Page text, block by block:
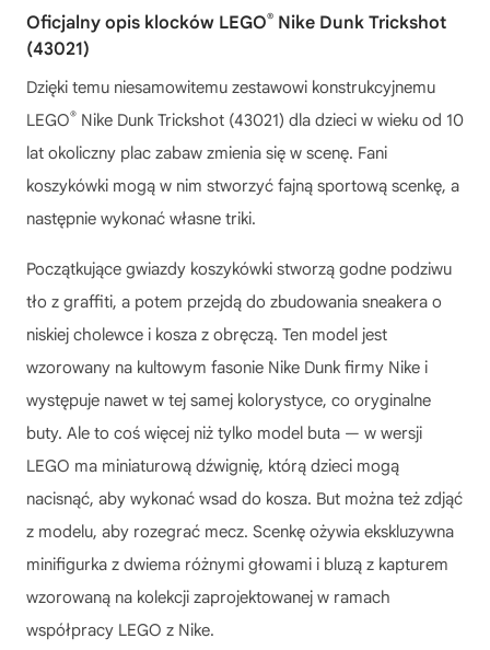
Oficjalny opis klocków LEGO® Nike Dunk Trickshot
(43021)
Dzięki temu niesamowitemu zestawowi konstrukcyjnemu
LEGO® Nike Dunk Trickshot (43021) dla dzieci w wieku od 10
lat okoliczny plac zabaw zmienia się w scenę. Fani
koszykówki mogą w nim stworzyć fajną sportową scenkę, a
następnie wykonać własne triki.
Początkujące gwiazdy koszykówki stworzą godne podziwu
tło z graffiti, a potem przejdą do zbudowania sneakera o
niskiej cholewce i kosza z obręczą. Ten model jest
wzorowany na kultowym fasonie Nike Dunk firmy Nike i
występuje nawet w tej samej kolorystyce, co oryginalne
buty. Ale to coś więcej niż tylko model buta — w wersji
LEGO ma miniaturową dźwignię, którą dzieci mogą
nacisnąć, aby wykonać wsad do kosza. But można też zdjąć
z modelu, aby rozegrać mecz. Scenkę ożywia ekskluzywna
minifigurka z dwiema różnymi głowami i bluzą z kapturem
wzorowaną na kolekcji zaprojektowanej w ramach
współpracy LEGO z Nike.